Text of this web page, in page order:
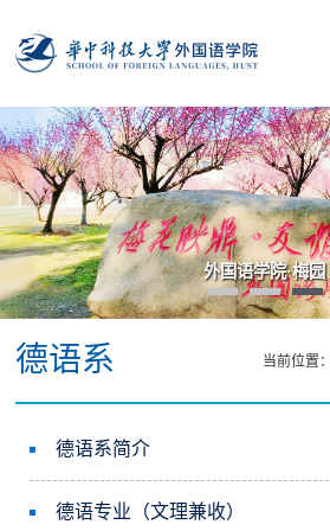
外国语学院·梅园
德语系 当前位置：
德语系简介
德语专业（文理兼收）